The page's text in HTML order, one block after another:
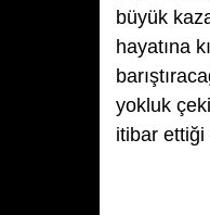
büyük
hayatına
yokluk
itibar